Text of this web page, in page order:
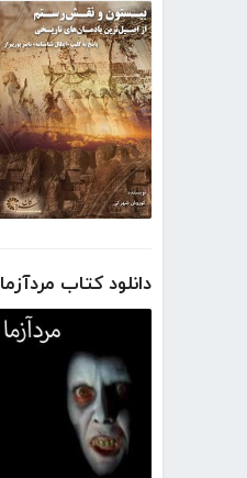
دانلود کتاب مردآزما